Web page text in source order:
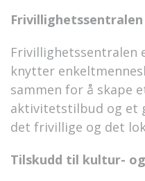
Frivillighetssentralen
Frivillighetssentralen
knytter
sammen for å skape
aktivitetstilbud og et
det frivillige og det
Tilskudd til kultur-